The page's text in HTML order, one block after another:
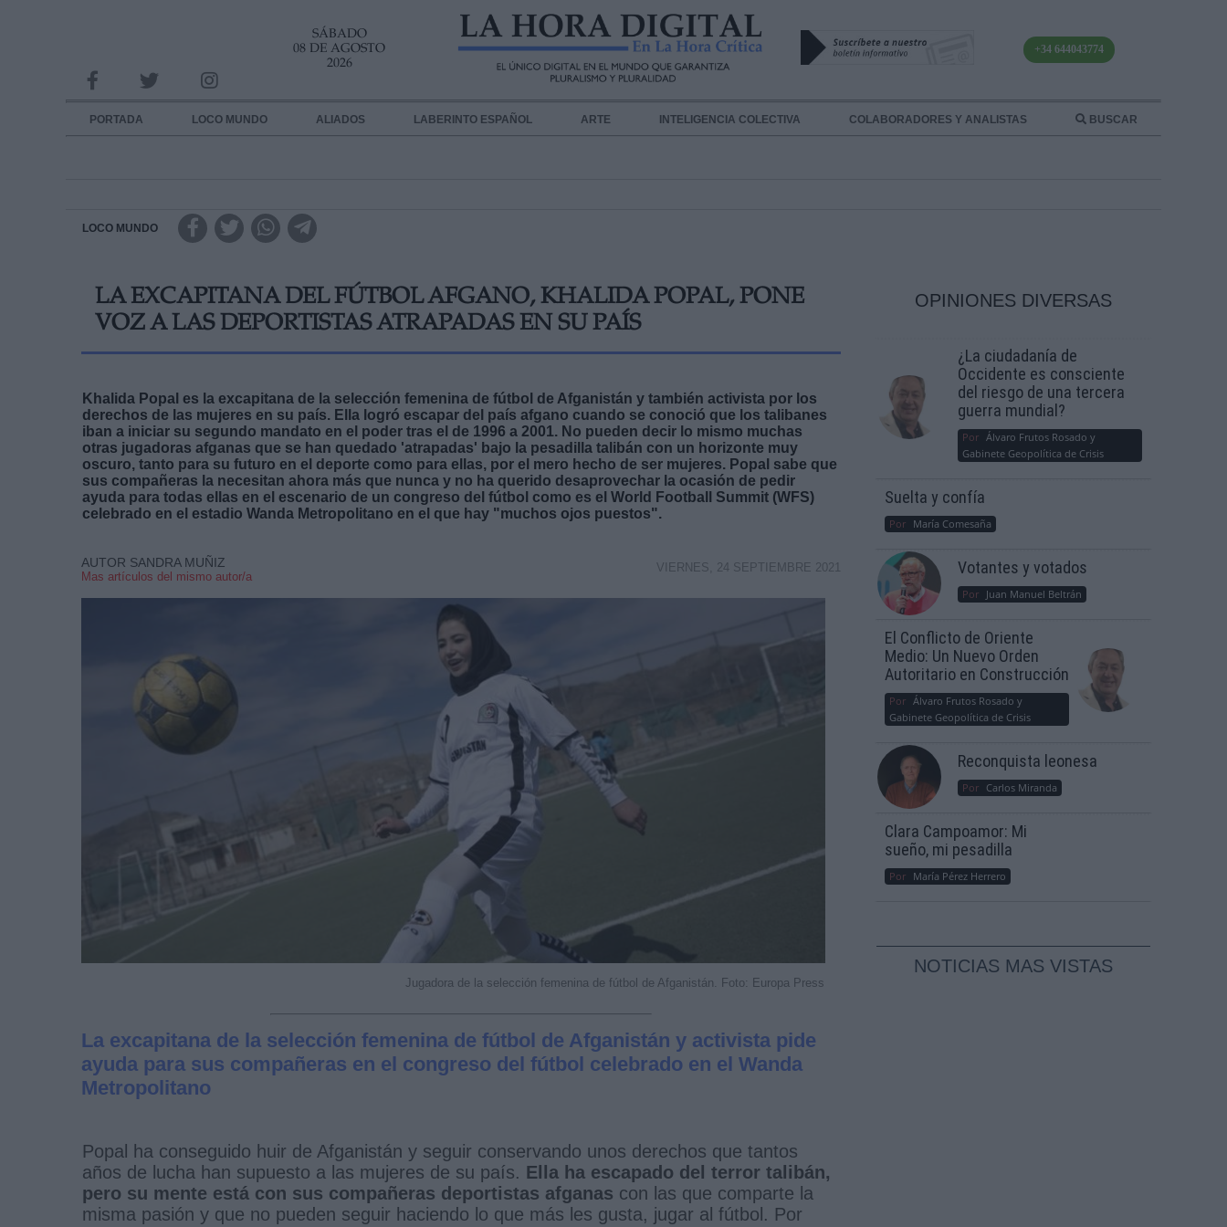
SÁBADO
08 DE AGOSTO
2026
+34 644043774
PORTADA LOCO MUNDO ALIADOS LABERINTO ESPAÑOL ARTE INTELIGENCIA COLECTIVA COLABORADORES Y ANALISTAS BUSCAR
LOCO MUNDO
LA EXCAPITANA DEL FÚTBOL AFGANO, KHALIDA POPAL, PONE
VOZ A LAS DEPORTISTAS ATRAPADAS EN SU PAÍS
Khalida Popal es la excapitana de la selección femenina de fútbol de Afganistán y también activista por los
derechos de las mujeres en su país. Ella logró escapar del país afgano cuando se conoció que los talibanes
iban a iniciar su segundo mandato en el poder tras el de 1996 a 2001. No pueden decir lo mismo muchas
otras jugadoras afganas que se han quedado 'atrapadas' bajo la pesadilla talibán con un horizonte muy
oscuro, tanto para su futuro en el deporte como para ellas, por el mero hecho de ser mujeres. Popal sabe que
sus compañeras la necesitan ahora más que nunca y no ha querido desaprovechar la ocasión de pedir
ayuda para todas ellas en el escenario de un congreso del fútbol como es el World Football Summit (WFS)
celebrado en el estadio Wanda Metropolitano en el que hay "muchos ojos puestos".
AUTOR SANDRA MUÑIZ
Mas artículos del mismo autor/a
VIERNES, 24 SEPTIEMBRE 2021
Jugadora de la selección femenina de fútbol de Afganistán. Foto: Europa Press
La excapitana de la selección femenina de fútbol de Afganistán y activista pide
ayuda para sus compañeras en el congreso del fútbol celebrado en el Wanda
Metropolitano
Popal ha conseguido huir de Afganistán y seguir conservando unos derechos que tantos
años de lucha han supuesto a las mujeres de su país. Ella ha escapado del terror talibán,
pero su mente está con sus compañeras deportistas afganas con las que comparte la
misma pasión y que no pueden seguir haciendo lo que más les gusta, jugar al fútbol. Por
OPINIONES DIVERSAS
¿La ciudadanía de
Occidente es consciente
del riesgo de una tercera
guerra mundial?
Por Álvaro Frutos Rosado y
Gabinete Geopolítica de Crisis
Suelta y confía
Por María Comesaña
Votantes y votados
Por Juan Manuel Beltrán
El Conflicto de Oriente
Medio: Un Nuevo Orden
Autoritario en Construcción
Por Álvaro Frutos Rosado y
Gabinete Geopolítica de Crisis
Reconquista leonesa
Por Carlos Miranda
Clara Campoamor: Mi
sueño, mi pesadilla
Por María Pérez Herrero
NOTICIAS MAS VISTAS
INFORMACION SOBRE LA PROTECCIÓN DE TUS DATOS
Responsable:
Destinatarios:
link
Información adicional
link